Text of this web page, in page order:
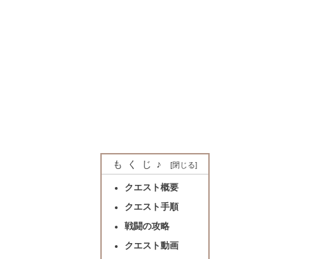
もくじ♪
クエスト概要
クエスト手順
戦闘の攻略
クエスト動画